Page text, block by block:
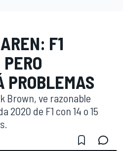
F1
PROBLEMAS
Brown, ve razonable
2020 de F1 con 14 o 15